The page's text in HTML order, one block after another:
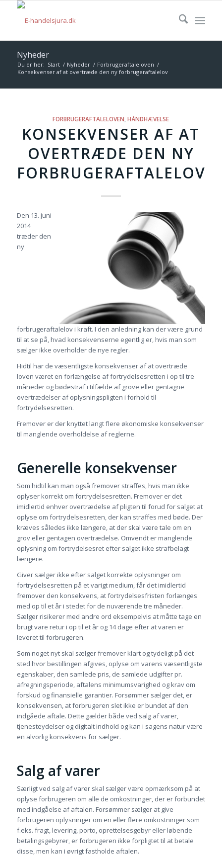
Nyheder
Du er her: Start / Nyheder / Forbrugeraftaleloven /
Konsekvenser af at overtræde den ny forbrugeraftalelov
FORBRUGERAFTALELOVEN ,HÅNDHÆVELSE
KONSEKVENSER AF AT
OVERTRÆDE DEN NY
FORBRUGERAFTALELOV
Den 13. juni
2014
træder den
ny
forbrugeraftalelov i kraft. I den anledning kan der være grund
til at se på, hvad konsekvenserne egentlig er, hvis man som
sælger ikke overholder de nye regler.
Hidtil har de væsentligste konsekvenser af at overtræde
loven været en forlængelse af fortrydelsesretten i op til tre
måneder og bødestraf i tilfælde af grove eller gentagne
overtrædelser af oplysningspligten i forhold til
fortrydelsesretten.
Fremover er der knyttet langt flere økonomiske konsekvenser
til manglende overholdelse af reglerne.
Generelle konsekvenser
Som hidtil kan man også fremover straffes, hvis man ikke
oplyser korrekt om fortrydelsesretten. Fremover er det
imidlertid enhver overtrædelse af pligten til forud for salget at
oplyse om fortrydelsesretten, der kan straffes med bøde. Der
kræves således ikke længere, at der skal være tale om en
grov eller gentagen overtrædelse. Omvendt er manglende
oplysning om fortrydelsesret efter salget ikke strafbelagt
længere.
Giver sælger ikke efter salget korrekte oplysninger om
fortrydelsesretten på et varigt medium, får det imidlertid
fremover den konsekvens, at fortrydelsesfristen forlænges
med op til et år i stedet for de nuværende tre måneder.
Sælger risikerer med andre ord eksempelvis at måtte tage en
brugt vare retur i op til et år og 14 dage efter at varen er
leveret til forbrugeren.
Som noget nyt skal sælger fremover klart og tydeligt på det
sted hvor bestillingen afgives, oplyse om varens væsentligste
egenskaber, den samlede pris, de samlede udgifter pr.
afregningsperiode, aftalens minimumsvarighed og krav om
forskud og finansielle garantier. Forsømmer sælger det, er
konsekvensen, at forbrugeren slet ikke er bundet af den
indgåede aftale. Dette gælder både ved salg af varer,
tjenesteydelser og digitalt indhold og kan i sagens natur være
en alvorlig konsekvens for sælger.
Salg af varer
Særligt ved salg af varer skal sælger være opmærksom på at
oplyse forbrugeren om alle de omkostninger, der er forbundet
med indgåelse af aftalen. Forsømmer sælger at give
forbrugeren oplysninger om en eller flere omkostninger som
f.eks. fragt, levering, porto, oprettelsesgebyr eller løbende
betalingsgebyrer, er forbrugeren ikke forpligtet til at betale
disse, men kan i øvrigt fastholde aftalen.